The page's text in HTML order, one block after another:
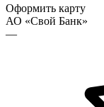
Оформить карту
АО «Свой Банк»
—